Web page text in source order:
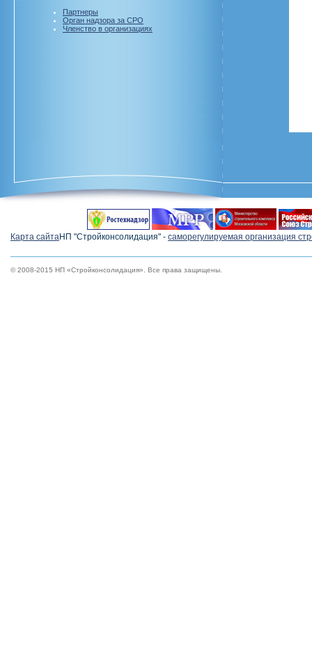
Партнеры
Орган надзора за СРО
Членство в организациях
Карта сайтаНП "Стройконсолидация" - cаморегулируемая организация
© 2008-2015 НП «Стройконсолидация». Все права защищены.